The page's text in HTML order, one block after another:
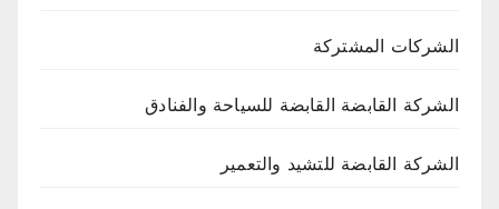
الشركات المشتركة
الشركة القابضة القابضة للسياحة والفنادق
الشركة القابضة للتشيد والتعمير